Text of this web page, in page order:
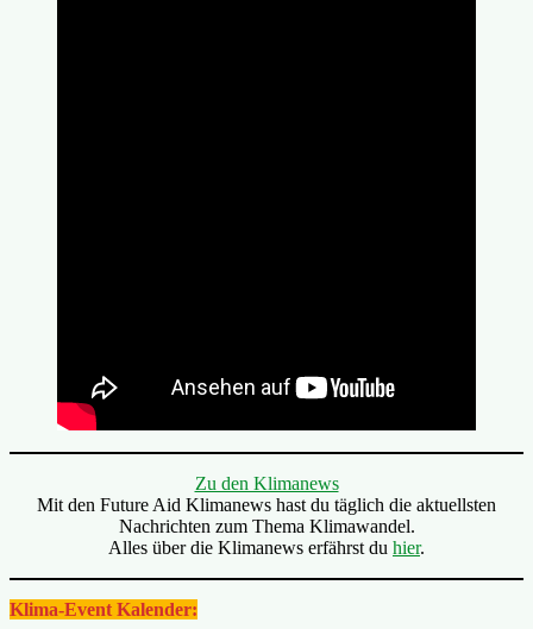
Zu den Klimanews
Mit den Future Aid Klimanews hast du täglich die aktuellsten
Nachrichten zum Thema Klimawandel.
Alles über die Klimanews erfährst du hier.
Klima-Event Kalender: